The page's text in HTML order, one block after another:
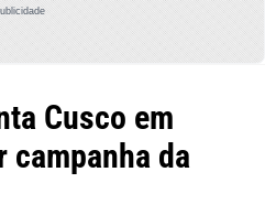
Cusco em
campanha da